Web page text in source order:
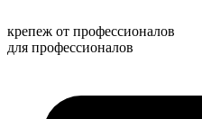
к
содержимому
крепеж от профессионалов
для профессионалов